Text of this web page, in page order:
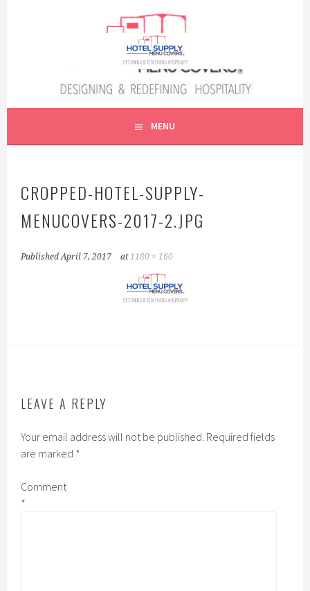
HOTEL SUPPLY ® QRO |
PORTA MENÚS DEL BAJÍO
PORTAMENUS | MENUCOVERS | QUERETARO | CDMX
MENU
CROPPED-HOTEL-SUPPLY-
MENUCOVERS-2017-2.JPG
PublishedApril 7, 2017 at1180 × 160
LEAVE A REPLY
Your email address will not be published. Required fields
are marked *
Comment
*